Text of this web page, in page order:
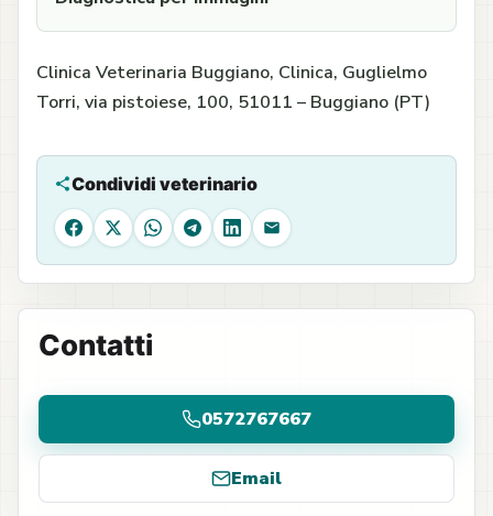
Clinica Veterinaria Buggiano, Clinica, Guglielmo
Torri, via pistoiese, 100, 51011 – Buggiano (PT)
Condividi veterinario
Facebook
X WhatsApp
Telegram
LinkedIn
Email
Contatti
0572767667
Email